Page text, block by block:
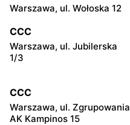
Warszawa, ul. Wołoska 12
CCC
Warszawa, ul. Jubilerska
1/3
CCC
Warszawa, ul. Zgrupowania
AK Kampinos 15